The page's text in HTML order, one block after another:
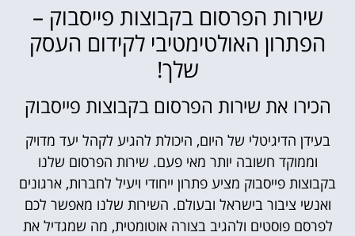
שירות הפרסום בקבוצות פייסבוק –
הפתרון האולטימטיבי לקידום העסק
שלך!
הכירו את שירות הפרסום בקבוצות פייסבוק
בעידן הדיגיטלי של היום, היכולת להגיע לקהל יעד מדויק
וממוקד חשובה יותר מאי פעם. שירות הפרסום שלנו
בקבוצות פייסבוק מציע פתרון ייחודי ויעיל לחברות, ארגונים
ואנשי ציבור בישראל ובעולם. השירות שלנו מאפשר לכם
לפרסם פוסטים ולהגיב בצורה אוטומטית, מה שמגדיל את